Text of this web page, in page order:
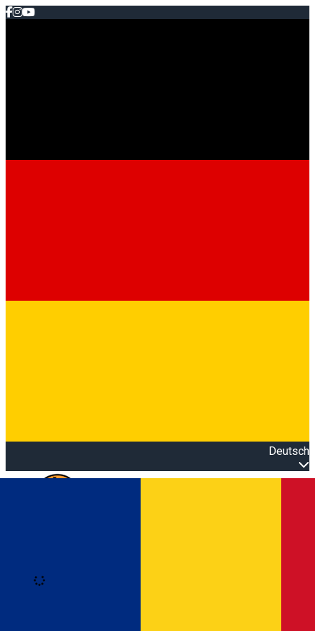
Deutsch